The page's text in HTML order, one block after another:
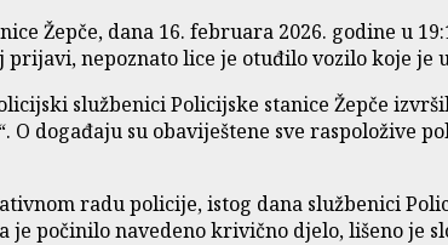
Žepče, dana 16. februara 2026. godine
nepoznato lice je otuđilo vozilo koje
službenici Policijske stanice Žepče
O događaju su obaviještene sve
radu policije, istog dana službenici
je počinilo navedeno krivično djelo, lišeno je